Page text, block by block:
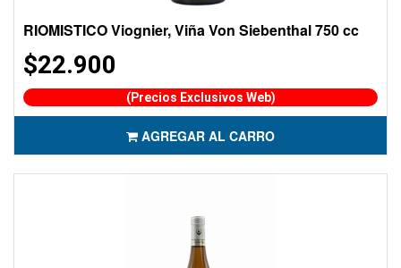
RIOMISTICO Viognier, Viña Von Siebenthal 750 cc
$22.900
(Precios Exclusivos Web)
AGREGAR AL CARRO